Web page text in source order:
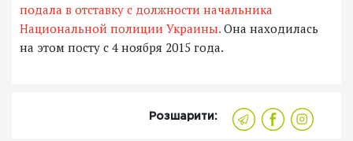
подала в отставку с должности начальника
Национальной полиции Украины. Она находилась
на этом посту с 4 ноября 2015 года.
Розшарити: